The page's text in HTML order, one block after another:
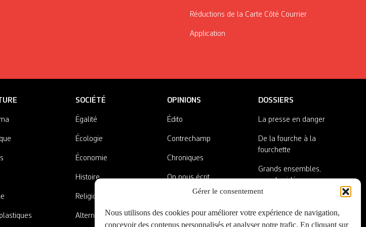
Gérer le consentement
Nous utilisons des cookies pour améliorer votre expérience de navigation,
concevoir des contenus personnalisés et analyser notre trafic. En cliquant sur
Réductions de la Carte Côté Courrier
Application
SOCIÉTÉ
Égalité
Écologie
Économie
Histoire
Religions
Alternatives
OPINIONS
Édito
Contrechamp
Chroniques
On nous écrit
A côté de la plaque
DOSSIERS
La presse en danger
De la fourche à la
fourchette
Grands ensembles,
grandes idées